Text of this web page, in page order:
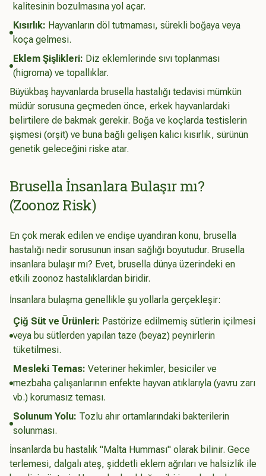
kalitesinin bozulmasına yol açar.
Kısırlık: Hayvanların döl tutmaması, sürekli boğaya veya
koça gelmesi.
Eklem Şişlikleri: Diz eklemlerinde sıvı toplanması
(higroma) ve topallıklar.
Büyükbaş hayvanlarda brusella hastalığı tedavisi mümkün
müdür sorusuna geçmeden önce, erkek hayvanlardaki
belirtilere de bakmak gerekir. Boğa ve koçlarda testislerin
şişmesi (orşit) ve buna bağlı gelişen kalıcı kısırlık, sürünün
genetik geleceğini riske atar.
Brusella İnsanlara Bulaşır mı?
(Zoonoz Risk)
En çok merak edilen ve endişe uyandıran konu, brusella
hastalığı nedir sorusunun insan sağlığı boyutudur. Brusella
insanlara bulaşır mı? Evet, brusella dünya üzerindeki en
etkili zoonoz hastalıklardan biridir.
İnsanlara bulaşma genellikle şu yollarla gerçekleşir:
Çiğ Süt ve Ürünleri: Pastörize edilmemiş sütlerin içilmesi
veya bu sütlerden yapılan taze (beyaz) peynirlerin
tüketilmesi.
Mesleki Temas: Veteriner hekimler, besiciler ve
mezbaha çalışanlarının enfekte hayvan atıklarıyla (yavru zarı
vb.) korumasız teması.
Solunum Yolu: Tozlu ahır ortamlarındaki bakterilerin
solunması.
İnsanlarda bu hastalık "Malta Humması" olarak bilinir. Gece
terlemesi, dalgalı ateş, şiddetli eklem ağrıları ve halsizlik ile